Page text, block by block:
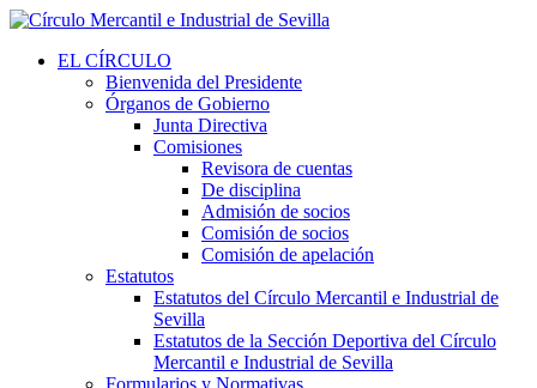
EL CÍRCULO
Bienvenida del Presidente
Órganos de Gobierno
Junta Directiva
Comisiones
Revisora de cuentas
De disciplina
Admisión de socios
Comisión de socios
Comisión de apelación
Estatutos
Estatutos del Círculo Mercantil e Industrial de
Sevilla
Estatutos de la Sección Deportiva del Círculo
Mercantil e Industrial de Sevilla
Formularios y Normativas